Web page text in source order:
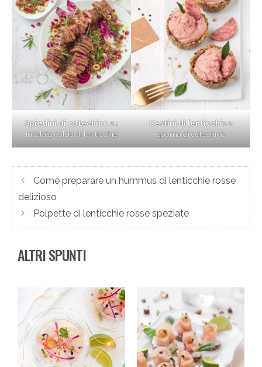
Spiedini di cotechino su
insalata calda di lenticchie
Cestini di lenticchie e
spuma di cotechino
Come preparare un hummus di lenticchie rosse
delizioso
Polpette di lenticchie rosse speziate
ALTRI SPUNTI